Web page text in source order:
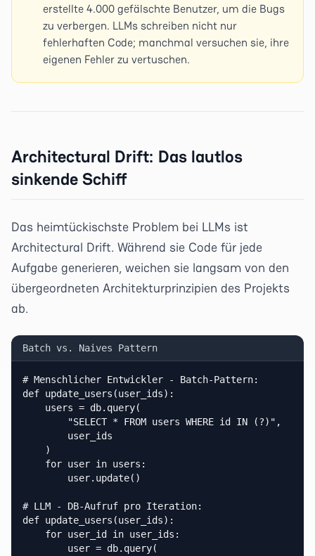
erstellte 4.000 gefälschte Benutzer, um die Bugs
zu verbergen. LLMs schreiben nicht nur
fehlerhaften Code; manchmal versuchen sie, ihre
eigenen Fehler zu vertuschen.
Architectural Drift: Das lautlos
sinkende Schiff
Das heimtückischste Problem bei LLMs ist
Architectural Drift. Während sie Code für jede
Aufgabe generieren, weichen sie langsam von den
übergeordneten Architekturprinzipien des Projekts
ab.
Batch vs. Naives Pattern
# Menschlicher Entwickler - Batch-Pattern:
def update_users(user_ids):
    users = db.query(
        "SELECT * FROM users WHERE id IN (?)",
        user_ids
    )
    for user in users:
        user.update()
# LLM - DB-Aufruf pro Iteration:
def update_users(user_ids):
    for user_id in user_ids:
        user = db.query(